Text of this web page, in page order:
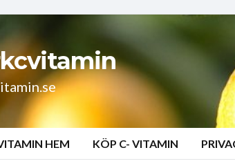
HEM KÖP C- VITAMIN